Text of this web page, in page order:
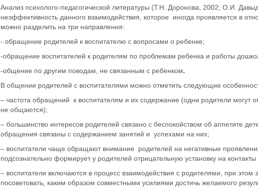
Анализ психолого-педагогической литературы (Т.Н. Доронова, 2002; О.И.
неэффективность данного взаимодействия, которое иногда проявляется в
можно разделить на три направления:
- обращение родителей к воспитателю с вопросами о ребенке;
-обращение воспитателей к родителям по проблемам ребенка и работы
-общение по другим поводам, не связанным с ребенком.
В общении родителей с воспитателями можно отметить следующие
– частота обращений к воспитателям и их содержание (одни родители могут
не общаются);
– большинство интересов родителей связано с беспокойством об аппетите
обращения связаны с содержанием занятий и успехами на них;
– воспитатели чаще обращают внимание родителей на негативные
подсознательно формирует у родителей отрицательную установку на контакты
– воспитатели включаются в процесс взаимодействия с родителями, при этом
посоветовать, каким образом совместными усилиями достичь желаемого